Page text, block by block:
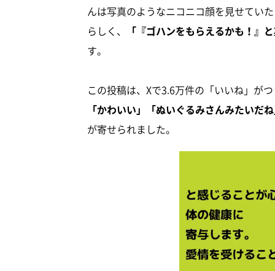
んは写真のようなニコニコ顔を見せてい
らしく、
「『ゴハンをもらえるかも！』
す。
この投稿は、Xで3.6万件の「いいね」が
「かわいい」「ぬいぐるみさんみたいだ
が寄せられました。